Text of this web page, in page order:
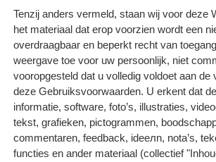
Tenzij anders vermeld, staan wij voor deze
het materiaal dat erop voorzien wordt een
overdraagbaar en beperkt recht van
weergave toe voor uw persoonlijk, niet
vooropgesteld dat u volledig voldoet aan de
deze Gebruiksvoorwaarden. U erkent dat
informatie, software, foto’s, illustraties,
tekst, grafieken, pictogrammen,
commentaren, feedback, ideeлn, nota’s,
functies en ander materiaal (collectief